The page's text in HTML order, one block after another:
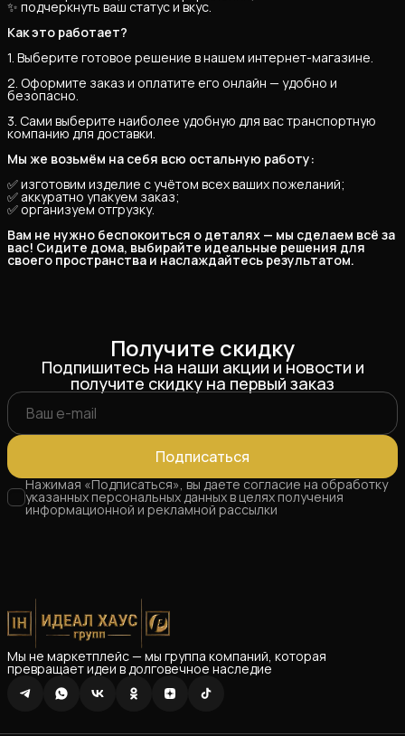
✨ подчеркнуть ваш статус и вкус.
Как это работает?
1. Выберите готовое решение в нашем интернет-магазине.
2. Оформите заказ и оплатите его онлайн — удобно и
безопасно.
3. Сами выберите наиболее удобную для вас транспортную
компанию для доставки.
Мы же возьмём на себя всю остальную работу:
✅ изготовим изделие с учётом всех ваших пожеланий;
✅ аккуратно упакуем заказ;
✅ организуем отгрузку.
Вам не нужно беспокоиться о деталях — мы сделаем всё за
вас! Сидите дома, выбирайте идеальные решения для
своего пространства и наслаждайтесь результатом.
Получите скидку
Подпишитесь на наши акции и новости и
получите скидку на первый заказ
Подписаться
Нажимая «Подписаться», вы даете согласие на обработку
указанных персональных данных в целях получения
информационной и рекламной рассылки
Мы не маркетплейс — мы группа компаний, которая
превращает идеи в долговечное наследие